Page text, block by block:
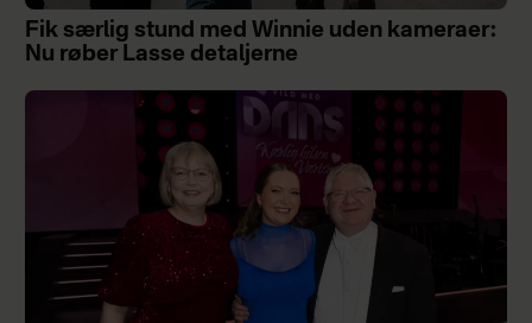
Fik særlig stund med Winnie uden kameraer:
Nu røber Lasse detaljerne